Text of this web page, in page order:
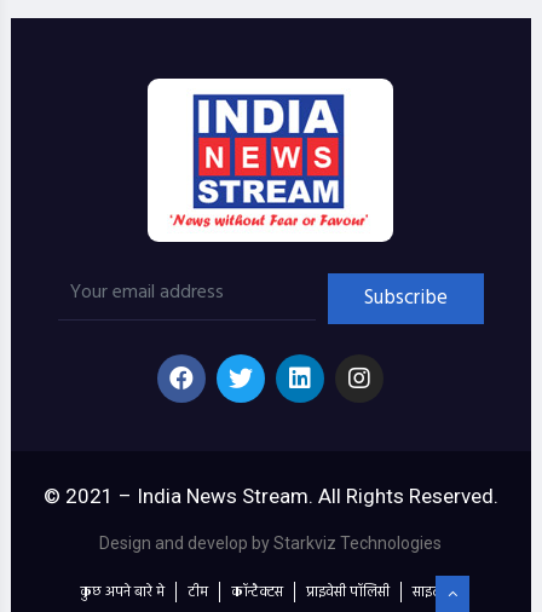
© 2021 – India News Stream. All Rights Reserved.
Design and develop by Starkviz Technologies
कुछ अपने बारे मे टीम कॉन्टैक्टस प्राइवेसी पॉलिसी साइट मैप